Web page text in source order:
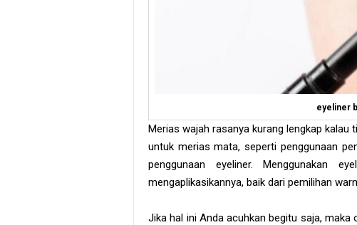
eyeliner
Merias wajah rasanya kurang lengkap
untuk merias mata, seperti penggunaan
penggunaan eyeliner. Menggunakan
mengaplikasikannya, baik dari pemilihan
Jika hal ini Anda acuhkan begitu saja,